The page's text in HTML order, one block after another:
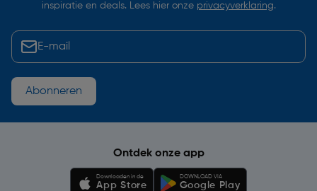
inspiratie en deals. Lees hier onze privacyverklaring.
Abonneren
Ontdek onze app
Downloaden in de
App Store
DOWNLOAD VIA
Google Play